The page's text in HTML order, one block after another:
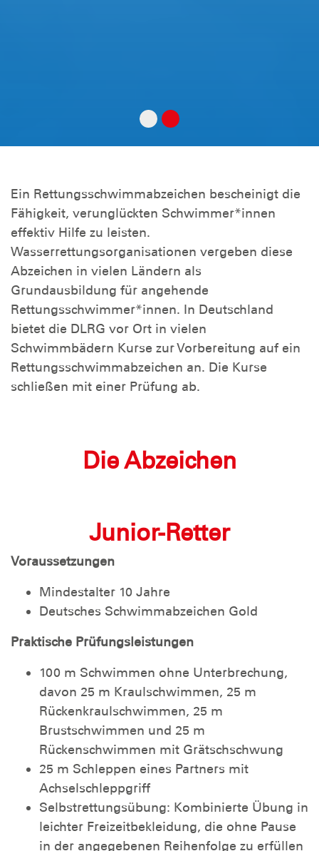
Ein Rettungsschwimmabzeichen bescheinigt die
Fähigkeit, verunglückten Schwimmer*innen
effektiv Hilfe zu leisten.
Wasserrettungsorganisationen vergeben diese
Abzeichen in vielen Ländern als
Grundausbildung für angehende
Rettungsschwimmer*innen. In Deutschland
bietet die DLRG vor Ort in vielen
Schwimmbädern Kurse zur Vorbereitung auf ein
Rettungsschwimmabzeichen an. Die Kurse
schließen mit einer Prüfung ab.
Die Abzeichen
Junior-Retter
Voraussetzungen
Mindestalter 10 Jahre
Deutsches Schwimmabzeichen Gold
Praktische Prüfungsleistungen
100 m Schwimmen ohne Unterbrechung,
davon 25 m Kraulschwimmen, 25 m
Rückenkraulschwimmen, 25 m
Brustschwimmen und 25 m
Rückenschwimmen mit Grätschschwung
25 m Schleppen eines Partners mit
Achselschleppgriff
Selbstrettungsübung: Kombinierte Übung in
leichter Freizeitbekleidung, die ohne Pause
in der angegebenen Reihenfolge zu erfüllen